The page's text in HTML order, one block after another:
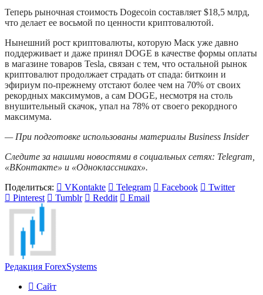
Теперь рыночная стоимость Dogecoin составляет $18,5 млрд,
что делает ее восьмой по ценности криптовалютой.
Нынешний рост криптовалюты, которую Маск уже давно
поддерживает и даже принял DOGE в качестве формы оплаты
в магазине товаров Tesla, связан с тем, что остальной рынок
криптовалют продолжает страдать от спада: биткоин и
эфириум по-прежнему отстают более чем на 70% от своих
рекордных максимумов, а сам DOGE, несмотря на столь
внушительный скачок, упал на 78% от своего рекордного
максимума.
— При подготовке использованы материалы Business Insider
Следите за нашими новостями в социальных сетях: Telegram,
«ВКонтакте» и «Одноклассниках».
Поделиться:
VKontakte Telegram Facebook
Twitter
Pinterest
Tumblr Reddit Email
Редакция ForexSystems
Сайт